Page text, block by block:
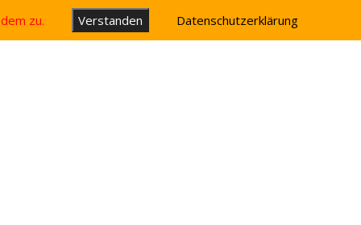
zu. Verstanden Datenschutzerklärung